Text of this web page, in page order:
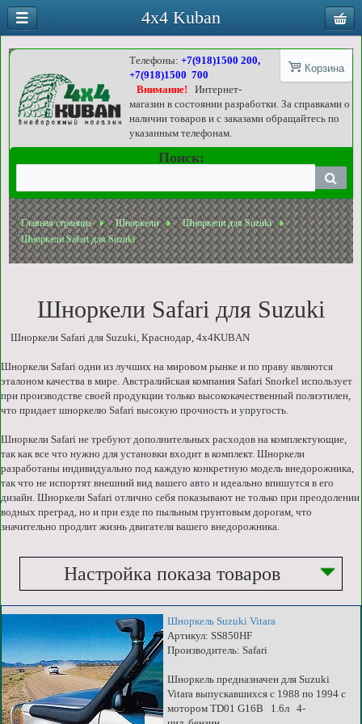
Корзина
Телефоны:+7(918)1500 200,
+7(918)1500 700
Внимание!
Интернет-
магазин в состоянии разработки. За справками о
наличии товаров и с заказами обращайтесь по
указанным телефонам.
Поиск:
Главная страница Шноркели
Шноркели для Suzuki
Шноркели Safari для Suzuki
Шноркели Safari для Suzuki
Шноркели Safari для Suzuki, Краснодар, 4x4KUBAN
Шноркели Safari одни из лучших на мировом рынке и по праву являются
эталоном качества в мире. Австралийская компания Safari Snorkel использует
при производстве своей продукции только высококачественный полиэтилен,
что придает шноркелю Safari высокую прочность и упругость.
Шноркели Safari не требуют дополнительных расходов на комплектующие,
так как все что нужно для установки входит в комплект. Шноркели
разработаны индивидуально под каждую конкретную модель внедорожника,
так что не испортят внешний вид вашего авто и идеально впишутся в его
дизайн. Шноркели Safari отлично себя показывают не только при преодолении
водных преград, но и при езде по пыльным грунтовым дорогам, что
значительно продлит жизнь двигателя вашего внедорожника.
Настройка показа товаров
Шноркель Suzuki Vitara
Артикул: SS850HF
Производитель: Safari
Шноркель предназначен для Suzuki
Vitara выпускавшихся с 1988 по 1994 с
мотором TD01 G16B 1.6л 4-
4x4 Kuban